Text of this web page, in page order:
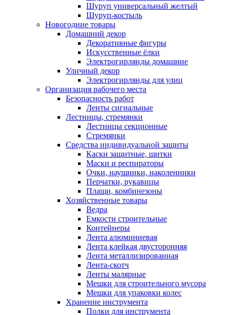
Шуруп универсальный желтый
Шуруп-костыль
Новогодние товары
Домашний декор
Декоративные фигуры
Искусственные ёлки
Электрогирлянды домашние
Уличный декор
Электрогирлянды для улиц
Организация рабочего места
Безопасность работ
Ленты сигнальные
Лестницы, стремянки
Лестницы секционные
Стремянки
Средства индивидуальной защиты
Каски защитные, щитки
Маски и респираторы
Очки, наушники, наколенники
Перчатки, рукавицы
Плащи, комбинезоны
Хозяйственные товары
Ведра
Емкости строительные
Контейнеры
Лента алюминиевая
Лента клейкая двусторонняя
Лента металлизированная
Лента-скотч
Ленты малярные
Мешки для строительного мусора
Мешки для упаковки колес
Хранение инструмента
Полки для инструмента